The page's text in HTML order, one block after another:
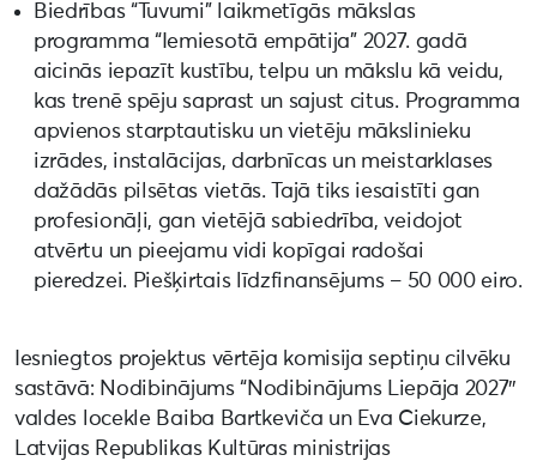
Biedrības “Tuvumi” laikmetīgās mākslas
programma “Iemiesotā empātija” 2027. gadā
aicinās iepazīt kustību, telpu un mākslu kā veidu,
kas trenē spēju saprast un sajust citus. Programma
apvienos starptautisku un vietēju mākslinieku
izrādes, instalācijas, darbnīcas un meistarklases
dažādās pilsētas vietās. Tajā tiks iesaistīti gan
profesionāļi, gan vietējā sabiedrība, veidojot
atvērtu un pieejamu vidi kopīgai radošai
pieredzei. Piešķirtais līdzfinansējums – 50 000 eiro.
Iesniegtos projektus vērtēja komisija septiņu cilvēku
sastāvā: Nodibinājums “Nodibinājums Liepāja 2027″
valdes locekle Baiba Bartkeviča un Eva Ciekurze,
Latvijas Republikas Kultūras ministrijas